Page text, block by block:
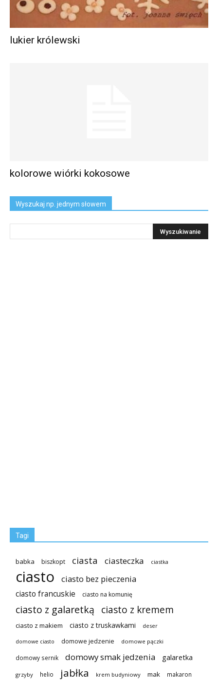
lukier królewski
kolorowe wiórki kokosowe
Wyszukaj np. jednym słowem
Tagi
babka biszkopt ciasta ciasteczka ciastka
ciasto ciasto bez pieczenia
ciasto francuskie ciasto na komunię
ciasto z galaretką ciasto z kremem
ciasto z makiem ciasto z truskawkami deser
domowe ciasto domowe jedzenie domowe pączki
domowy sernik domowy smak jedzenia galaretka
grzyby helio jabłka krem budyniowy mak makaron